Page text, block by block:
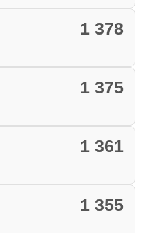
1 378
1 375
1 361
1 355